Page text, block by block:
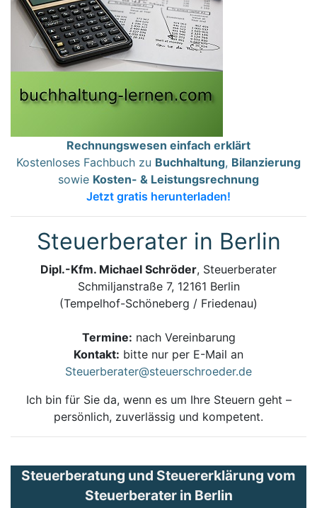
Rechnungswesen einfach erklärt
Kostenloses Fachbuch zu Buchhaltung, Bilanzierung
sowie Kosten- & Leistungsrechnung
Jetzt gratis herunterladen!
Steuerberater in Berlin
Dipl.-Kfm. Michael Schröder, Steuerberater
Schmiljanstraße 7, 12161 Berlin
(Tempelhof-Schöneberg / Friedenau)
Termine: nach Vereinbarung
Kontakt: bitte nur per E-Mail an
Steuerberater@steuerschroeder.de
Ich bin für Sie da, wenn es um Ihre Steuern geht –
persönlich, zuverlässig und kompetent.
Steuerberatung und Steuererklärung vom
Steuerberater in Berlin